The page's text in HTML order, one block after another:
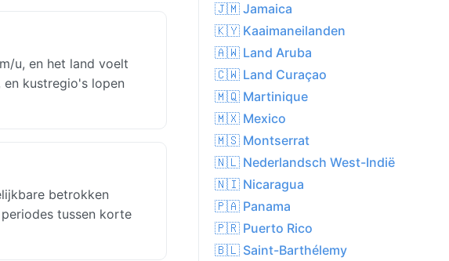
u, en het land voelt
kustregio's lopen
betrokken
tussen korte
🇯🇲 Jamaica
🇰🇾 Kaaimaneilanden
🇦🇼 Land Aruba
🇨🇼 Land Curaçao
🇲🇶 Martinique
🇲🇽 Mexico
🇲🇸 Montserrat
🇳🇱 Nederlandsch West-Indië
🇳🇮 Nicaragua
🇵🇦 Panama
🇵🇷 Puerto Rico
🇧🇱 Saint-Barthélemy